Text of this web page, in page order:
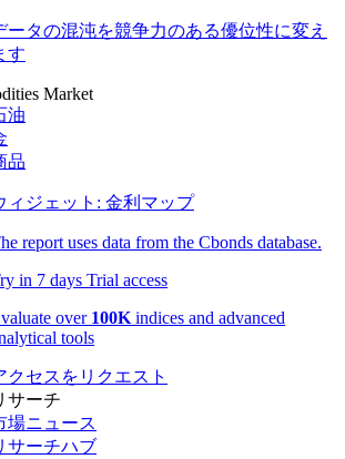
ータの混沌を競争力のある優位性に変え
す
Market
油
品
ィジェット: 金利マップ
report uses data from the Cbonds database.
in 7 days Trial access
over 100K indices and advanced
tools
クセスをリクエスト
サーチ
場ニュース
サーチハブ